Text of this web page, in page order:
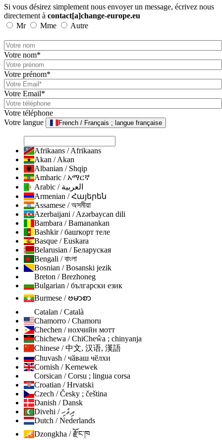
Si vous désirez simplement nous envoyer un message, écrivez nous
directement à contact[a]change-europe.eu
Mr
Mme Autre
Votre nom*
Votre prénom*
Votre Email*
Votre téléphone
Votre langue
French / Français ; langue française
Afrikaans / Afrikaans
Akan / Akan
Albanian / Shqip
Amharic / አማርኛ
Arabic / العربية
Armenian / Հայերեն
Assamese / অসমীয়া
Azerbaijani / Azərbaycan dili
Bambara / Bamanankan
Bashkir / башҡорт теле
Basque / Euskara
Belarusian / Беларуская
Bengali / বাংলা
Bosnian / Bosanski jezik
Breton / Brezhoneg
Bulgarian / български език
Burmese / ဗမာစာ
Catalan / Català
Chamorro / Chamoru
Chechen / нохчийн мотт
Chichewa / ChiCheŵa ; chinyanja
Chinese / 中文, 汉语, 漢語
Chuvash / чӑваш чӗлхи
Cornish / Kernewek
Corsican / Corsu ; lingua corsa
Croatian / Hrvatski
Czech / Česky ; čeština
Danish / Dansk
Divehi / ދިވެހި
Dutch / Nederlands
Dzongkha / རྫོང་ཁ